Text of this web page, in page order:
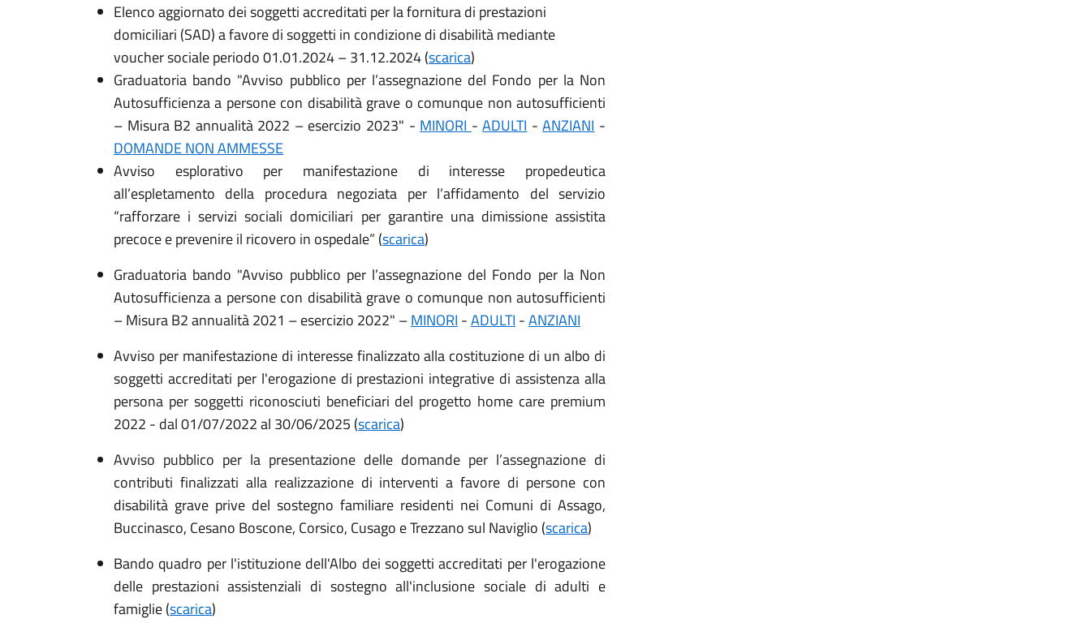
Elenco aggiornato dei soggetti accreditati per la fornitura di prestazioni
domiciliari (SAD) a favore di soggetti in condizione di disabilità mediante
voucher sociale periodo 01.01.2024 – 31.12.2024 (scarica)
Graduatoria bando "Avviso pubblico per l’assegnazione del Fondo per la Non
Autosufficienza a persone con disabilità grave o comunque non autosufficienti
– Misura B2 annualità 2022 – esercizio 2023" - MINORI -ADULTI -ANZIANI -
DOMANDE NON AMMESSE
Avviso esplorativo per manifestazione di interesse propedeutica
all’espletamento della procedura negoziata per l’affidamento del servizio
“rafforzare i servizi sociali domiciliari per garantire una dimissione assistita
precoce e prevenire il ricovero in ospedale” (scarica)
Graduatoria bando "Avviso pubblico per l’assegnazione del Fondo per la Non
Autosufficienza a persone con disabilità grave o comunque non autosufficienti
– Misura B2 annualità 2021 – esercizio 2022" –MINORI -ADULTI -ANZIANI
Avviso per manifestazione di interesse finalizzato alla costituzione di un albo di
soggetti accreditati per l'erogazione di prestazioni integrative di assistenza alla
persona per soggetti riconosciuti beneficiari del progetto home care premium
2022 - dal 01/07/2022 al 30/06/2025 (scarica)
Avviso pubblico per la presentazione delle domande per l’assegnazione di
contributi finalizzati alla realizzazione di interventi a favore di persone con
disabilità grave prive del sostegno familiare residenti nei Comuni di Assago,
Buccinasco, Cesano Boscone, Corsico, Cusago e Trezzano sul Naviglio (scarica)
Bando quadro per l'istituzione dell'Albo dei soggetti accreditati per l'erogazione
delle prestazioni assistenziali di sostegno all'inclusione sociale di adulti e
famiglie (scarica)